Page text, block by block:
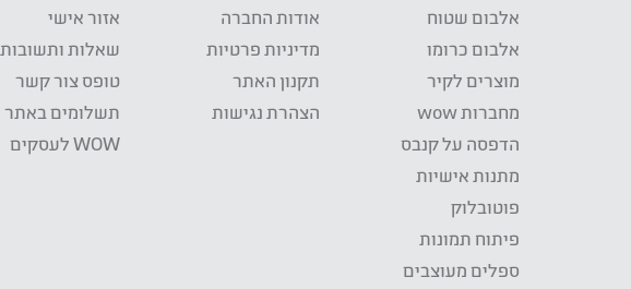
אלבום שטוח
אלבום כרומו
מוצרים לקיר
מחברות wow
הדפסה על קנבס
מתנות אישיות
פוטובלוק
פיתוח תמונות
ספלים מעוצבים
אודות החברה
מדיניות פרטיות
תקנון האתר
הצהרת נגישות
אזור אישי
שאלות ותשובות
טופס צור קשר
תשלומים באתר
WOW לעסקים